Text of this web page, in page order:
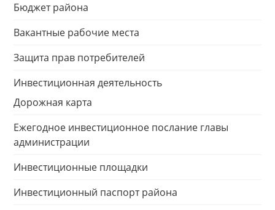
Бюджет района
Вакантные рабочие места
Защита прав потребителей
Инвестиционная деятельность
Дорожная карта
Ежегодное инвестиционное послание главы
администрации
Инвестиционные площадки
Инвестиционный паспорт района